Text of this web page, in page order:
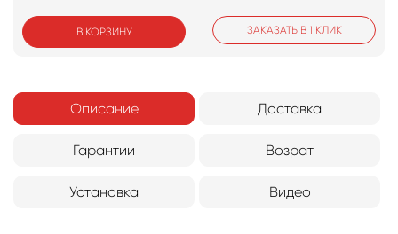
В КОРЗИНУ ЗАКАЗАТЬ В 1 КЛИК
Описание Доставка
Гарантии Возрат
Установка Видео